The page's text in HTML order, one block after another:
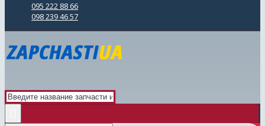
095 222 88 66
098 239 46 57